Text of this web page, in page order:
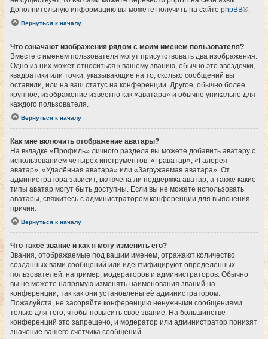
Дополнительную информацию вы можете получить на сайте phpBB®.
Вернуться к началу
Что означают изображения рядом с моим именем пользователя?
Вместе с именем пользователя могут присутствовать два изображения.
Одно из них может относиться к вашему званию, обычно это звёздочки,
квадратики или точки, указывающие на то, сколько сообщений вы
оставили, или на ваш статус на конференции. Другое, обычно более
крупное, изображение известно как «аватара» и обычно уникально для
каждого пользователя.
Вернуться к началу
Как мне включить отображение аватары?
На вкладке «Профиль» личного раздела вы можете добавить аватару с
использованием четырёх инструментов: «Граватар», «Галерея
аватар», «Удалённая аватара» или «Загружаемая аватара». От
администратора зависит, включена ли поддержка аватар, а также какие
типы аватар могут быть доступны. Если вы не можете использовать
аватары, свяжитесь с администратором конференции для выяснения
причин.
Вернуться к началу
Что такое звание и как я могу изменить его?
Звания, отображаемые под вашим именем, отражают количество
созданных вами сообщений или идентифицируют определённых
пользователей: например, модераторов и администраторов. Обычно
вы не можете напрямую изменять наименования званий на
конференции, так как они установлены её администратором.
Пожалуйста, не засоряйте конференцию ненужными сообщениями
только для того, чтобы повысить своё звание. На большинстве
конференций это запрещено, и модератор или администратор понизят
значение вашего счётчика сообщений.